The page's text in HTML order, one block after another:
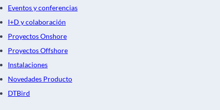
Eventos y conferencias
I+D y colaboración
Proyectos Onshore
Proyectos Offshore
Instalaciones
Novedades Producto
DTBird